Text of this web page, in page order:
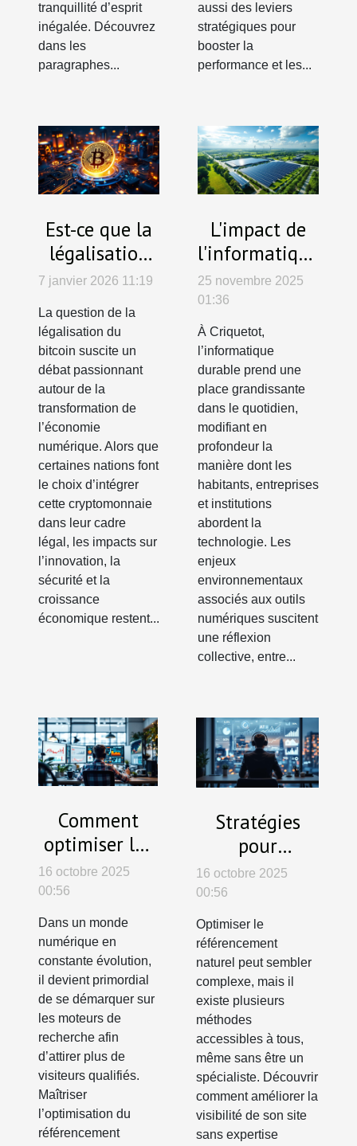
tranquillité d’esprit
inégalée. Découvrez
dans les
paragraphes...
aussi des leviers
stratégiques pour
booster la
performance et les...
Est-ce que la
légalisation
du bitcoin
stimule
l'économie
numérique ?
7 janvier 2026 11:19
La question de la
légalisation du
bitcoin suscite un
débat passionnant
autour de la
transformation de
l’économie
numérique. Alors que
certaines nations font
le choix d’intégrer
cette cryptomonnaie
dans leur cadre
légal, les impacts sur
l’innovation, la
sécurité et la
croissance
économique restent...
L'impact de
l'informatique
durable à
Criquetot
25 novembre 2025
01:36
À Criquetot,
l’informatique
durable prend une
place grandissante
dans le quotidien,
modifiant en
profondeur la
manière dont les
habitants, entreprises
et institutions
abordent la
technologie. Les
enjeux
environnementaux
associés aux outils
numériques suscitent
une réflexion
collective, entre...
Comment
optimiser les
stratégies
SEO pour
augmenter la
visibilité en
ligne ?
16 octobre 2025
00:56
Dans un monde
numérique en
constante évolution,
il devient primordial
de se démarquer sur
les moteurs de
recherche afin
d’attirer plus de
visiteurs qualifiés.
Maîtriser
l’optimisation du
référencement
Stratégies
pour
optimiser
référencement
naturel sans
expertise
16 octobre 2025
00:56
Optimiser le
référencement
naturel peut sembler
complexe, mais il
existe plusieurs
méthodes
accessibles à tous,
même sans être un
spécialiste. Découvrir
comment améliorer la
visibilité de son site
sans expertise